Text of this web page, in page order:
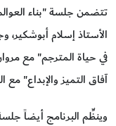
تتضمن جلسة "بناء
الأستاذ إسلام أبوشكير،
في حياة المترجم" مع
آفاق التميز والإبداع"
وينظِّم البرنامج أيضاً